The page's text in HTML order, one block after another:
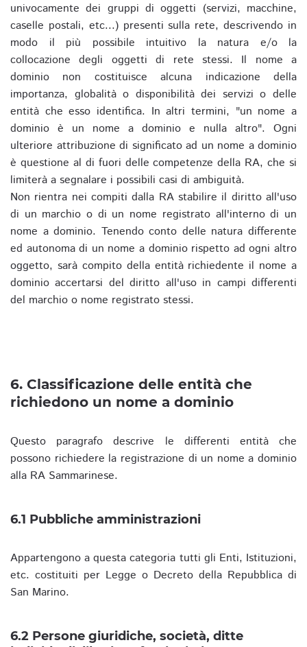
univocamente dei gruppi di oggetti (servizi, macchine,
caselle postali, etc...) presenti sulla rete, descrivendo in
modo il più possibile intuitivo la natura e/o la
collocazione degli oggetti di rete stessi. Il nome a
dominio non costituisce alcuna indicazione della
importanza, globalità o disponibilità dei servizi o delle
entità che esso identifica. In altri termini, "un nome a
dominio è un nome a dominio e nulla altro". Ogni
ulteriore attribuzione di significato ad un nome a dominio
è questione al di fuori delle competenze della RA, che si
limiterà a segnalare i possibili casi di ambiguità.
Non rientra nei compiti dalla RA stabilire il diritto all'uso
di un marchio o di un nome registrato all'interno di un
nome a dominio. Tenendo conto delle natura differente
ed autonoma di un nome a dominio rispetto ad ogni altro
oggetto, sarà compito della entità richiedente il nome a
dominio accertarsi del diritto all'uso in campi differenti
del marchio o nome registrato stessi.
6. Classificazione delle entità che
richiedono un nome a dominio
Questo paragrafo descrive le differenti entità che
possono richiedere la registrazione di un nome a dominio
alla RA Sammarinese.
6.1 Pubbliche amministrazioni
Appartengono a questa categoria tutti gli Enti, Istituzioni,
etc. costituiti per Legge o Decreto della Repubblica di
San Marino.
6.2 Persone giuridiche, società, ditte